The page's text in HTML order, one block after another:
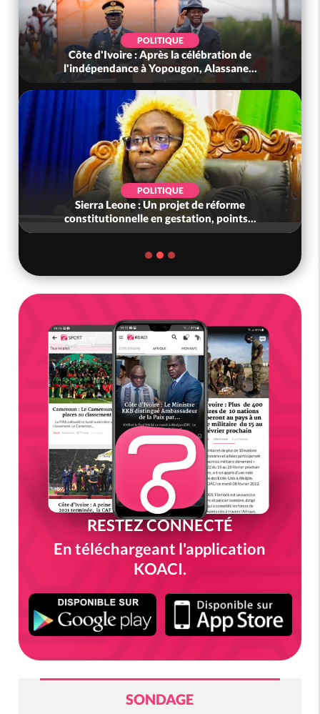
POLITIQUE
Côte d'Ivoire : Après la célébration de
l'indépendance à Yopougon, Alassane...
POLITIQUE
Sierra Leone : Un projet de réforme
constitutionnelle en gestation, points...
RESTEZ CONNECTÉ
En téléchargeant l'application
KOACI.
SONDAGE